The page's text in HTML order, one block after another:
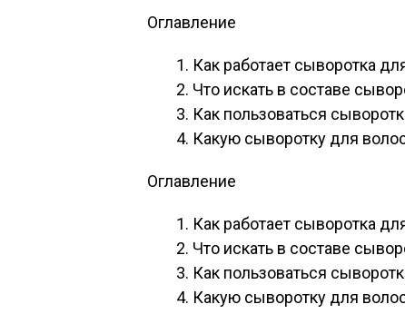
Оглавление
Как работает сыворотка
Что искать в составе
Как пользоваться
Какую сыворотку для
Оглавление
Как работает сыворотка
Что искать в составе
Как пользоваться
Какую сыворотку для